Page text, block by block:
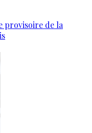
provisoire de la